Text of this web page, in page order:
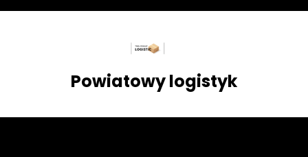
Skip
Powiatowy logistyk